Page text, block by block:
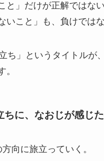
と」だけが正解ではない
いこと」も、負けではな
ち」というタイトルが
。
ちに、なおじが感じ
向に旅立っていく。